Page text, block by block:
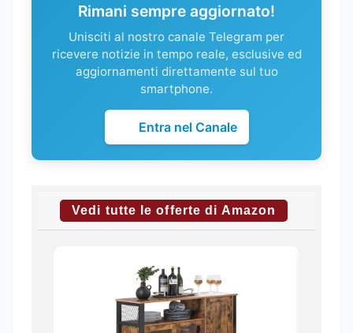
Rimani sempre aggiornato!
Unisciti al nostro canale Telegram per
ricevere notizie in tempo reale, esclusive ed
aggiornamenti direttamente sul tuo
smartphone.
Entra nel Canale